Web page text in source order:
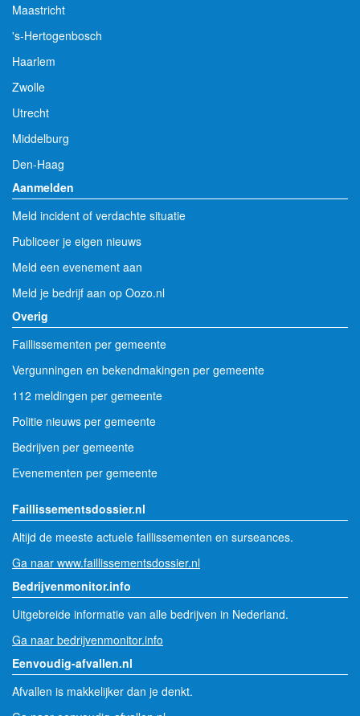
Maastricht
's-Hertogenbosch
Haarlem
Zwolle
Utrecht
Middelburg
Den-Haag
Aanmelden
Meld incident of verdachte situatie
Publiceer je eigen nieuws
Meld een evenement aan
Meld je bedrijf aan op Oozo.nl
Overig
Faillissementen per gemeente
Vergunningen en bekendmakingen per gemeente
112 meldingen per gemeente
Politie nieuws per gemeente
Bedrijven per gemeente
Evenementen per gemeente
Faillissementsdossier.nl
Altijd de meeste actuele faillissementen en surseances.
Ga naar www.faillissementsdossier.nl
Bedrijvenmonitor.info
Uitgebreide informatie van alle bedrijven in Nederland.
Ga naar bedrijvenmonitor.info
Eenvoudig-afvallen.nl
Afvallen is makkelijker dan je denkt.